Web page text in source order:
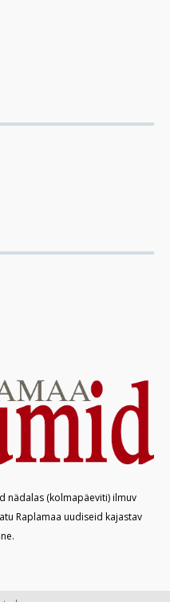
nädalas (kolmapäeviti) ilmuv
Raplamaa uudiseid kajastav